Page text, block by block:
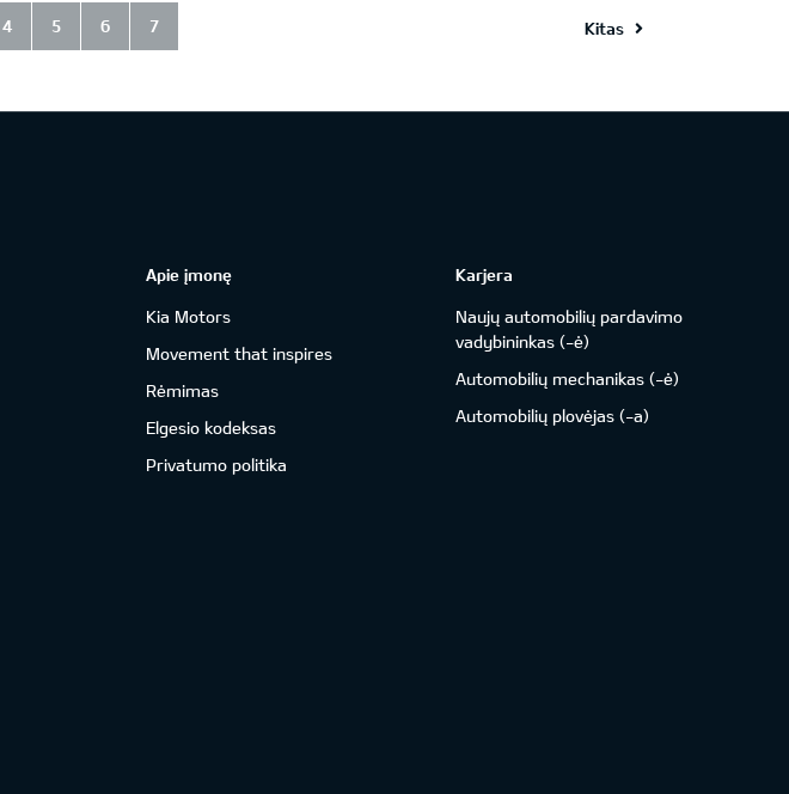
Kitas
4 5 6 7
Apie įmonę
Kia Motors
Movement that inspires
Rėmimas
Elgesio kodeksas
Privatumo politika
Karjera
Naujų automobilių pardavimo
vadybininkas (-ė)
Automobilių mechanikas (-ė)
Automobilių plovėjas (-a)